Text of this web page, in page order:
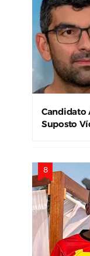
Candidato
Suposto